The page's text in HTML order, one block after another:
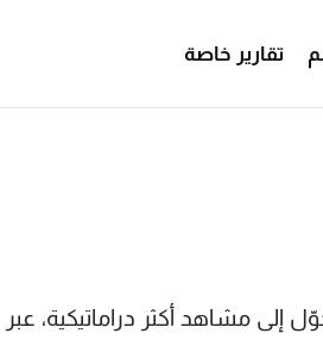
تقارير خاصة
مشاهد أكثر دراماتيكية، عبر